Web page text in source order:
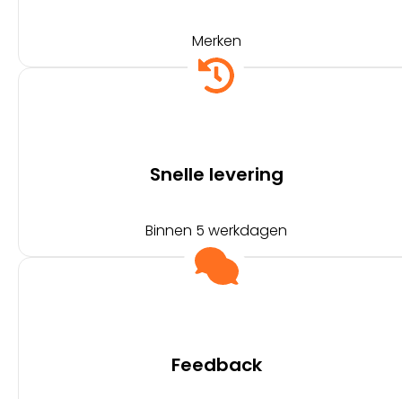
Merken
Snelle levering
Binnen 5 werkdagen
Feedback